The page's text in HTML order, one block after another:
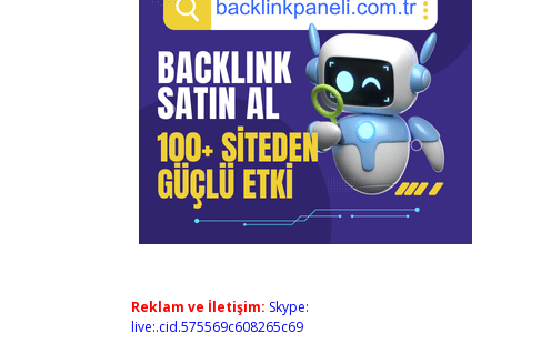
Reklam ve İletişim: Skype:
live:.cid.575569c608265c69